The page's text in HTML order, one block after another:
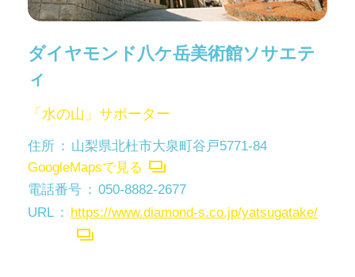
ダイヤモンド八ケ岳美術館ソサエテ
ィ
「水の山」サポーター
住所
山梨県北杜市大泉町谷戸5771-84
GoogleMapsで見る
電話番号
050-8882-2677
URL
https://www.diamond-s.co.jp/yatsugatake/